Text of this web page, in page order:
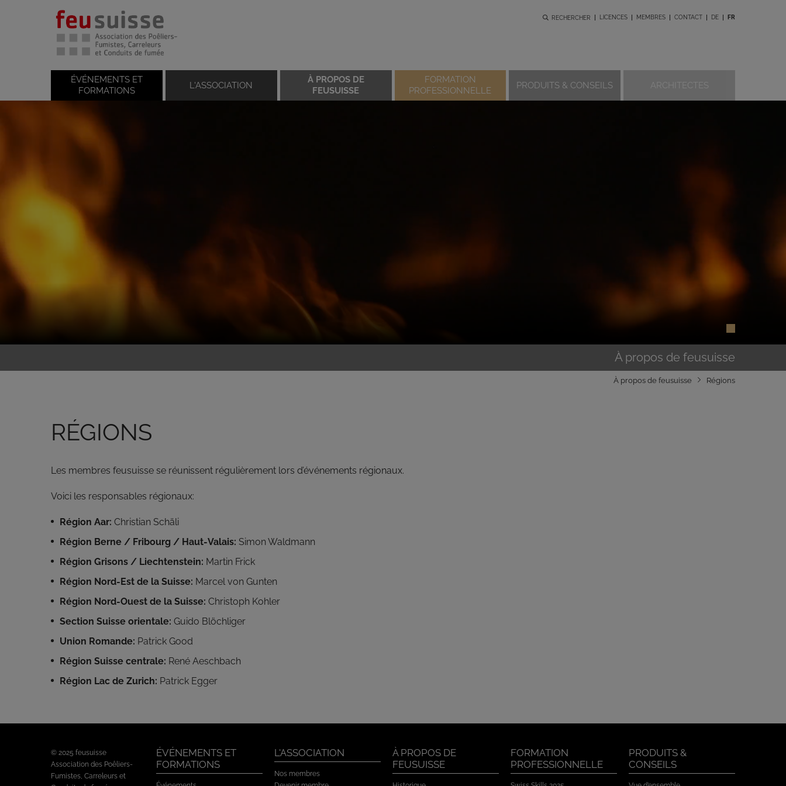
RECHERCHER LICENCES MEMBRES CONTACT DE FR
ÉVÉNEMENTS ET
FORMATIONS
L'ASSOCIATION
À PROPOS DE
FEUSUISSE
FORMATION
PROFESSIONNELLE
PRODUITS & CONSEILS ARCHITECTES
À propos de feusuisse
À propos de feusuisse Régions
RÉGIONS
Les membres feusuisse se réunissent régulièrement lors d’événements régionaux.
Voici les responsables régionaux:
Région Aar: Christian Schäli
Région Berne / Fribourg / Haut-Valais: Simon Waldmann
Région Grisons / Liechtenstein: Martin Frick
Région Nord-Est de la Suisse: Marcel von Gunten
Région Nord-Ouest de la Suisse: Christoph Kohler
Section Suisse orientale: Guido Blöchliger
Union Romande: Patrick Good
Région Suisse centrale: René Aeschbach
Région Lac de Zurich: Patrick Egger
© 2025 feusuisse
Association des Poêliers-
Fumistes, Carreleurs et
ÉVÉNEMENTS ET
FORMATIONS
L'ASSOCIATION
Nos membres
À PROPOS DE
FEUSUISSE
FORMATION
PROFESSIONNELLE
PRODUITS &
CONSEILS